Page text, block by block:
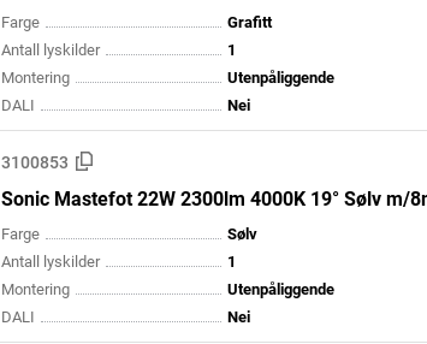
Farge Grafitt
Antall lyskilder
1
Montering
Utenpåliggende
DALI
Nei
3100853
Sonic Mastefot 22W 2300lm 4000K 19° Sølv m/
Farge Sølv
Antall lyskilder
1
Montering
Utenpåliggende
DALI
Nei